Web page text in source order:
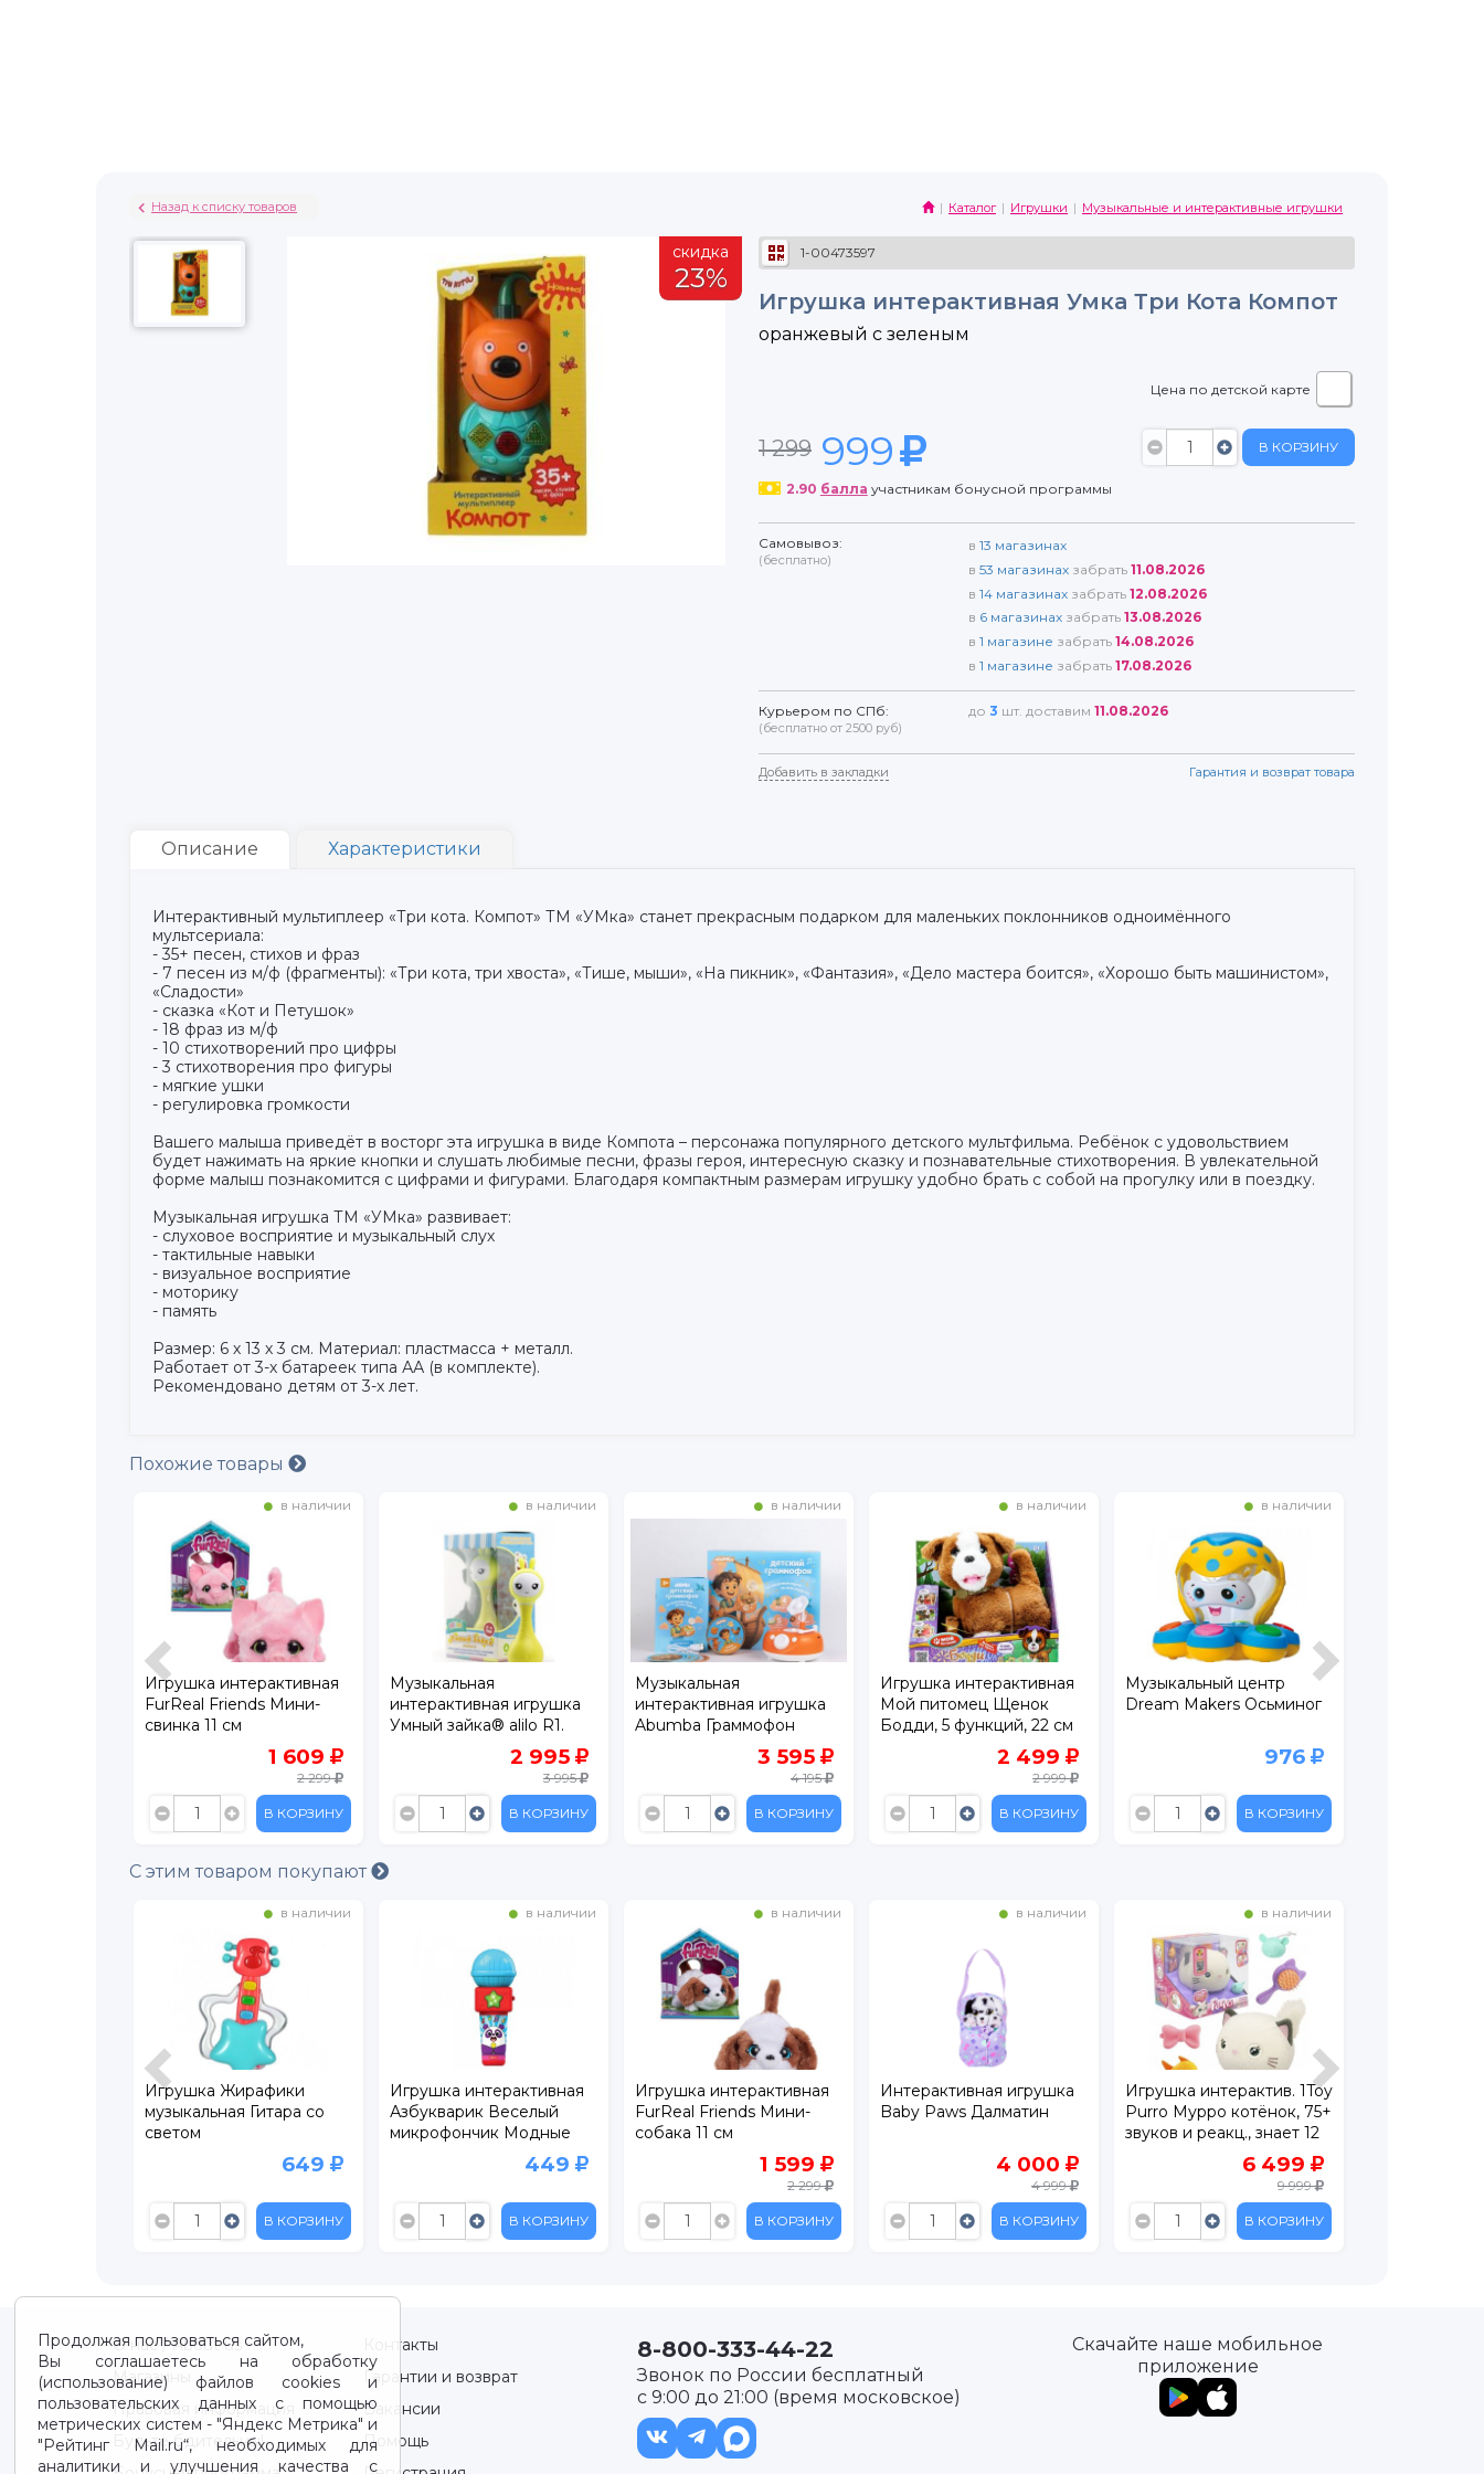
Назад к списку товаров Каталог Игрушки Музыкальные и интерактивные игрушки
скидка
23%
1-00473597
Игрушка интерактивная Умка Три Кота Компот
оранжевый с зеленым
Цена по детской карте
1 299 999 В КОРЗИНУ
2.90 балла участникам бонусной программы
Самовывоз:
(бесплатно)
в 13 магазинах
в 53 магазинах забрать 11.08.2026
в 14 магазинах забрать 12.08.2026
в 6 магазинах забрать 13.08.2026
в 1 магазине забрать 14.08.2026
в 1 магазине забрать 17.08.2026
Курьером по СПб:
(бесплатно от 2500 руб)
до 3 шт. доставим 11.08.2026
Добавить в закладки Гарантия и возврат товара
Описание Характеристики
Интерактивный мультиплеер «Три кота. Компот» ТМ «УМка» станет прекрасным подарком для маленьких поклонников одноимённого
мультсериала:
- 35+ песен, стихов и фраз
- 7 песен из м/ф (фрагменты): «Три кота, три хвоста», «Тише, мыши», «На пикник», «Фантазия», «Дело мастера боится», «Хорошо быть машинистом»,
«Сладости»
- сказка «Кот и Петушок»
- 18 фраз из м/ф
- 10 стихотворений про цифры
- 3 стихотворения про фигуры
- мягкие ушки
- регулировка громкости
Вашего малыша приведёт в восторг эта игрушка в виде Компота – персонажа популярного детского мультфильма. Ребёнок с удовольствием
будет нажимать на яркие кнопки и слушать любимые песни, фразы героя, интересную сказку и познавательные стихотворения. В увлекательной
форме малыш познакомится с цифрами и фигурами. Благодаря компактным размерам игрушку удобно брать с собой на прогулку или в поездку.
Музыкальная игрушка ТМ «УМка» развивает:
- слуховое восприятие и музыкальный слух
- тактильные навыки
- визуальное восприятие
- моторику
- память
Размер: 6 х 13 х 3 см. Материал: пластмасса + металл.
Работает от 3-х батареек типа АА (в комплекте).
Рекомендовано детям от 3-х лет.
Похожие товары
в наличии
Игрушка интерактивная
FurReal Friends Мини-
свинка 11 см
1 609
2 299
В КОРЗИНУ
в наличии
Музыкальная
интерактивная игрушка
Умный зайка® alilo R1.
Песни, сказки, потешки,
определяет цвета2 995
3 995
В КОРЗИНУ
в наличии
Музыкальная
интерактивная игрушка
Abumba Граммофон
3 595
4 195
В КОРЗИНУ
в наличии
Игрушка интерактивная
Мой питомец Щенок
Бодди, 5 функций, 22 см
2 499
2 999
В КОРЗИНУ
в наличии
Музыкальный центр
Dream Makers Осьминог
976
В КОРЗИНУ
С этим товаром покупают
в наличии
Игрушка Жирафики
музыкальная Гитара со
светом
649
В КОРЗИНУ
в наличии
Игрушка интерактивная
Азбукварик Веселый
микрофончик Модные
449
В КОРЗИНУ
в наличии
Игрушка интерактивная
FurReal Friends Мини-
собака 11 см
1 599
2 299
В КОРЗИНУ
в наличии
Интерактивная игрушка
Baby Paws Далматин
4 000
4 999
В КОРЗИНУ
в наличии
Игрушка интерактив. 1Toy
Purro Мурро котёнок, 75+
звуков и реакц., знает 12
мелодий, мурлычит, с акс
6 499
9 999
В КОРЗИНУ
Продолжая пользоваться сайтом,
Вы соглашаетесь на обработку
(использование) файлов cookies и
пользовательских данных с помощью
метрических систем - "Яндекс Метрика" и
"Рейтинг Mail.ru“, необходимых для
аналитики и улучшения качества с
О нас / About us
Контакты
Магазины
Гарантии и возврат
Правовая информация
Вакансии
Будьте бдительны!
Помощь
8-800-333-44-22
Звонок по России бесплатный
с 9:00 до 21:00 (время московское)
Скачайте наше мобильное
приложение